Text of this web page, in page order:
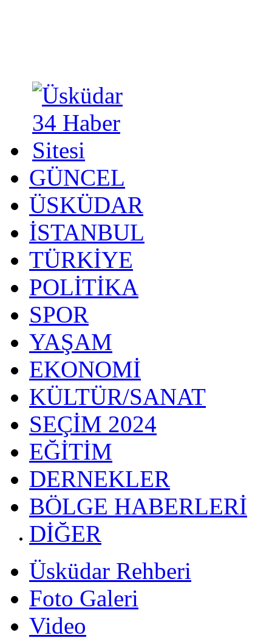
GÜNCEL
ÜSKÜDAR
İSTANBUL
TÜRKİYE
POLİTİKA
SPOR
YAŞAM
EKONOMİ
KÜLTÜR/SANAT
SEÇİM 2024
EĞİTİM
DERNEKLER
BÖLGE HABERLERİ
DİĞER
Üsküdar Rehberi
Foto Galeri
Video